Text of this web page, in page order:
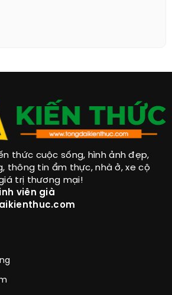
thức cuộc sống, hình ảnh đẹp,
thông tin ẩm thực, nhà ở, xe cộ
trị thương mại!
viên già